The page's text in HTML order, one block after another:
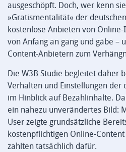
ausgeschöpft. Doch, wer kenn
»Gratismentalität« der
kostenlose Anbieten von
von Anfang an gang und gäbe –
Content-Anbietern zum
Die W3B Studie begleitet daher
Verhalten und Einstellungen
im Hinblick auf Bezahlinhalte.
ein nahezu unverändertes Bild:
User zeigte grundsätzliche
kostenpflichtigen Online-
zahlten tatsächlich dafür.